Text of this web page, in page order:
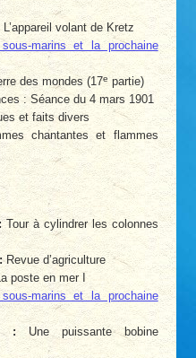
L’appareil volant de Kretz
marins et la prochaine
des mondes (17e partie)
: Séance du 4 mars 1901
et faits divers
chantantes et flammes
Tour à cylindrer les colonnes
Revue d’agriculture
poste en mer I
marins et la prochaine
: Une puissante bobine